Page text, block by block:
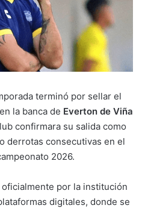
terminó por sellar el
la banca de Everton de Viña
confirmara su salida como
derrotas consecutivas en el
2026.
por la institución
digitales, donde se